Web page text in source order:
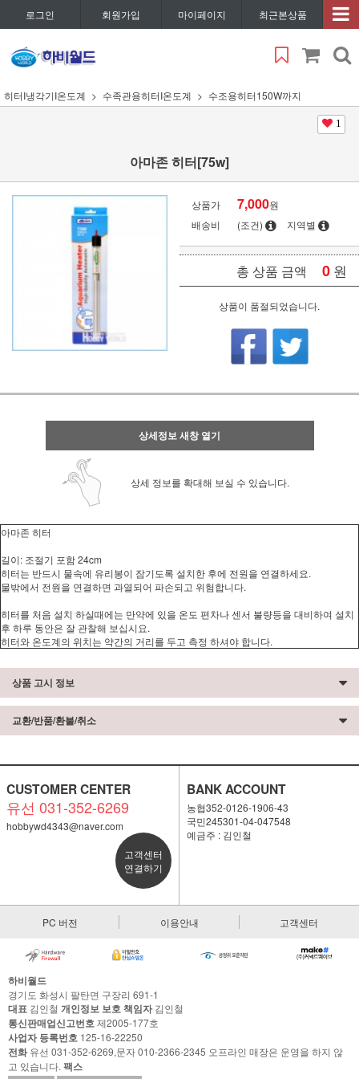
로그인 회원가입 마이페이지 최근본상품
히터I냉각기I온도계 수족관용히터I온도계 수조용히터150W까지
1
아마존 히터[75w]
상품가 7,000원
배송비
(조건) 지역별
총 상품 금액 0 원
상품이 품절되었습니다.
상세정보 새창 열기
상세 정보를 확대해 보실 수 있습니다.
아마존 히터
길이: 조절기 포함 24cm
히터는 반드시 물속에 유리봉이 잠기도록 설치한 후에 전원을 연결하세요.
물밖에서 전원을 연결하면 과열되어 파손되고 위험합니다.
히터를 처음 설치 하실때에는 만약에 있을 온도 편차나 센서 불량등을 대비하여 설치
후 하루 동안은 잘 관찰해 보십시요.
히터와 온도계의 위치는 약간의 거리를 두고 측정 하셔야 합니다.
상품 고시 정보
교환/반품/환불/취소
CUSTOMER CENTER
유선 031-352-6269
hobbywd4343@naver.com
고객센터
연결하기
BANK ACCOUNT
농협352-0126-1906-43
국민245301-04-047548
예금주 : 김인철
PC 버전 이용안내 고객센터
하비월드
경기도 화성시 팔탄면 구장리 691-1
대표 김인철 개인정보 보호 책임자김인철
통신판매업신고번호제2005-177호
사업자 등록번호 125-16-22250
전화유선 031-352-6269,문자 010-2366-2345 오프라인 매장은 운영을 하지 않
고 있습니다. 팩스